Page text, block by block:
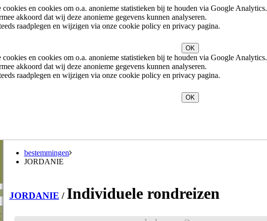
en cookies om o.a. anonieme statistieken bij te houden via Google Analytics.
akkoord dat wij deze anonieme gegevens kunnen analyseren.
raadplegen en wijzigen via onze cookie policy en privacy pagina.
OK
en cookies om o.a. anonieme statistieken bij te houden via Google Analytics.
akkoord dat wij deze anonieme gegevens kunnen analyseren.
raadplegen en wijzigen via onze cookie policy en privacy pagina.
OK
te ontvangen
bestemmingen
JORDANIE
JORDANIE / Individuele rondreizen